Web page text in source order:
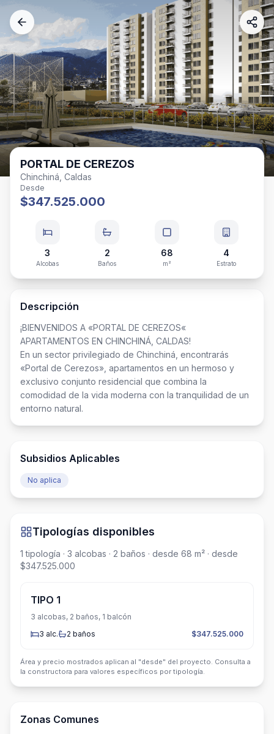
PORTAL DE CEREZOS
Chinchiná, Caldas
Desde
$347.525.000
3
Alcobas
2
Baños
68
m²
4
Estrato
Descripción
¡BIENVENIDOS A «PORTAL DE CEREZOS«
APARTAMENTOS EN CHINCHINÁ, CALDAS!
En un sector privilegiado de Chinchiná, encontrarás
«Portal de Cerezos», apartamentos en un hermoso y
exclusivo conjunto residencial que combina la
comodidad de la vida moderna con la tranquilidad de un
entorno natural.
Subsidios Aplicables
No aplica
Tipologías disponibles
1 tipología · 3 alcobas · 2 baños · desde 68 m² · desde
$347.525.000
TIPO 1
3 alcobas, 2 baños, 1 balcón
3 alc. 2 baños $347.525.000
Área y precio mostrados aplican al "desde" del proyecto. Consulta a
la constructora para valores específicos por tipología.
Zonas Comunes